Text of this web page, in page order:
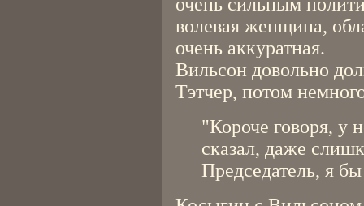
волевая женщина,
очень аккуратная.
Вильсон довольно
Тэтчер, потом
"Короче говоря, у
сказал, даже
Председатель, я